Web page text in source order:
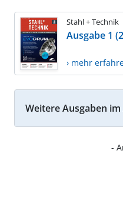
Stahl + Technik
Ausgabe 1
› mehr
Weitere Ausgaben
-